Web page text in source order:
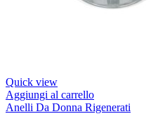
Quick view
Aggiungi al carrello
Anelli Da Donna Rigenerati